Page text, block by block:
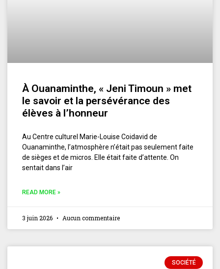
À Ouanaminthe, « Jeni Timoun » met
le savoir et la persévérance des
élèves à l’honneur
Au Centre culturel Marie-Louise Coidavid de
Ouanaminthe, l’atmosphère n’était pas seulement faite
de sièges et de micros. Elle était faite d’attente. On
sentait dans l’air
READ MORE »
3 juin 2026 Aucun commentaire
SOCIÉTÉ